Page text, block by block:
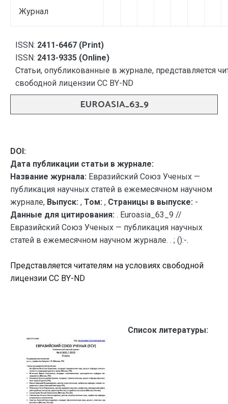
Журнал
ISSN: 2411-6467 (Print)
ISSN: 2413-9335 (Online)
Статьи, опубликованные в журнале, представляется
свободной лицензии CC BY-ND
EUROASIA_63_9
DOI:
Дата публикации статьи в журнале:
Название журнала: Евразийский Союз Ученых —
публикация научных статей в ежемесячном научном
журнале, Выпуск: , Том: , Страницы в выпуске: -
Данные для цитирования: . Euroasia_63_9 //
Евразийский Союз Ученых — публикация научных
статей в ежемесячном научном журнале. . ; ():-.
Представляется читателям на условиях свободной
лицензии CC BY-ND
Список литературы: